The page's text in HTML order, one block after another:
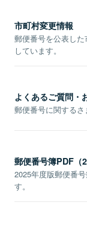
市町村変更情報
郵便番号を公表し
しています。
よくあるご質問・
郵便番号に関するさ
郵便番号簿PDF（
2025年度版郵便番
す。